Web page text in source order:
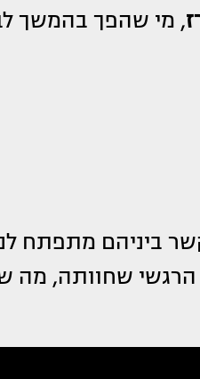
, מי שהפך בהמשך
ביניהם מתפתח
שחוותה, מה